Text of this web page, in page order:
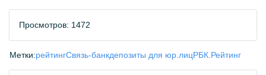
Просмотров: 1472
Метки:рейтингСвязь-банкдепозиты для юр.лицРБК.Рейтинг